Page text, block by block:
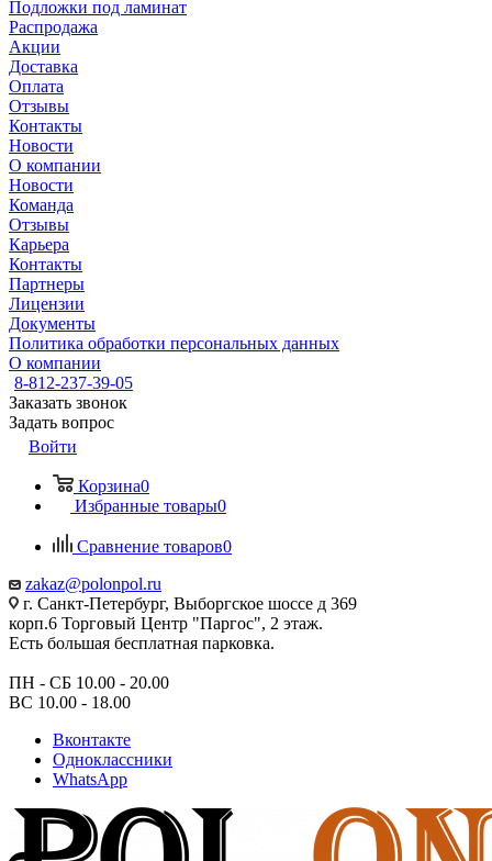
Подложки под ламинат
Распродажа
Акции
Доставка
Оплата
Отзывы
Контакты
Новости
О компании
Новости
Команда
Отзывы
Карьера
Контакты
Партнеры
Лицензии
Документы
Политика обработки персональных данных
О компании
8-812-237-39-05
Заказать звонок
Задать вопрос
Войти
Корзина0
Избранные товары0
Сравнение товаров0
zakaz@polonpol.ru
г. Санкт-Петербург, Выборгское шоссе д 369
корп.6 Торговый Центр "Паргос", 2 этаж.
Есть большая бесплатная парковка.
ПН - СБ 10.00 - 20.00
ВС 10.00 - 18.00
Вконтакте
Одноклассники
WhatsApp